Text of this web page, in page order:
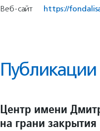
Веб-сайт https://
Публикации
Центр имени
на грани закрытия